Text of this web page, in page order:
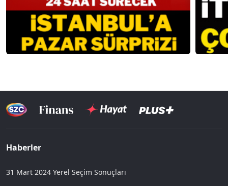
Haberler
31 Mart 2024 Yerel Seçim Sonuçları